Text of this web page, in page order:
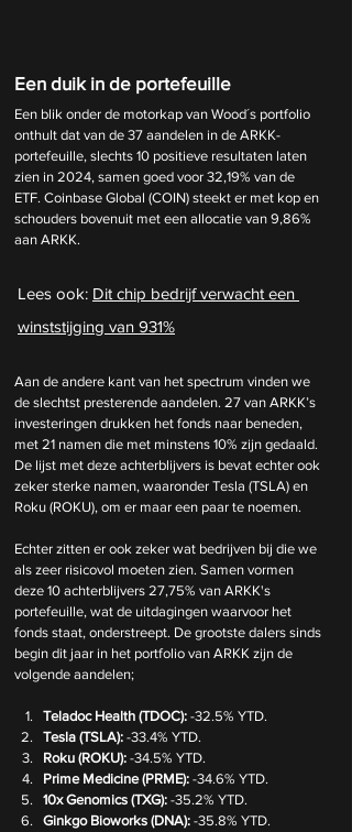
Een duik in de portefeuille
Een blik onder de motorkap van Wood´s portfolio
onthult dat van de 37 aandelen in de ARKK-
portefeuille, slechts 10 positieve resultaten laten
zien in 2024, samen goed voor 32,19% van de
ETF. Coinbase Global (COIN) steekt er met kop en
schouders bovenuit met een allocatie van 9,86%
aan ARKK.
Lees ook: Dit chip bedrijf verwacht een
winststijging van 931%
Aan de andere kant van het spectrum vinden we
de slechtst presterende aandelen. 27 van ARKK’s
investeringen drukken het fonds naar beneden,
met 21 namen die met minstens 10% zijn gedaald.
De lijst met deze achterblijvers is bevat echter ook
zeker sterke namen, waaronder Tesla (TSLA) en
Roku (ROKU), om er maar een paar te noemen.
Echter zitten er ook zeker wat bedrijven bij die we
als zeer risicovol moeten zien. Samen vormen
deze 10 achterblijvers 27,75% van ARKK's
portefeuille, wat de uitdagingen waarvoor het
fonds staat, onderstreept. De grootste dalers sinds
begin dit jaar in het portfolio van ARKK zijn de
volgende aandelen;
Teladoc Health (TDOC): -32.5% YTD.
Tesla (TSLA): -33.4% YTD.
Roku (ROKU): -34.5% YTD.
Prime Medicine (PRME): -34.6% YTD.
10x Genomics (TXG): -35.2% YTD.
Ginkgo Bioworks (DNA): -35.8% YTD.